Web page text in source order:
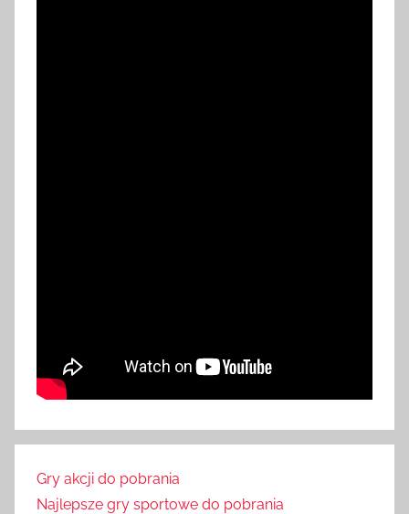
Gry akcji do pobrania
Najlepsze gry sportowe do pobrania